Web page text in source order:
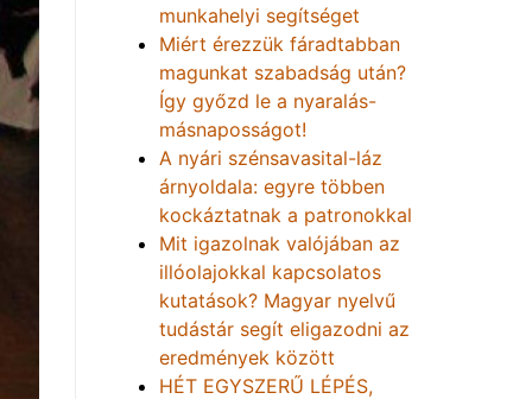
munkahelyi segítséget
Miért érezzük fáradtabban
magunkat szabadság után?
Így győzd le a nyaralás-
másnaposságot!
A nyári szénsavasital-láz
árnyoldala: egyre többen
kockáztatnak a patronokkal
Mit igazolnak valójában az
illóolajokkal kapcsolatos
kutatások? Magyar nyelvű
tudástár segít eligazodni az
eredmények között
HÉT EGYSZERŰ LÉPÉS,